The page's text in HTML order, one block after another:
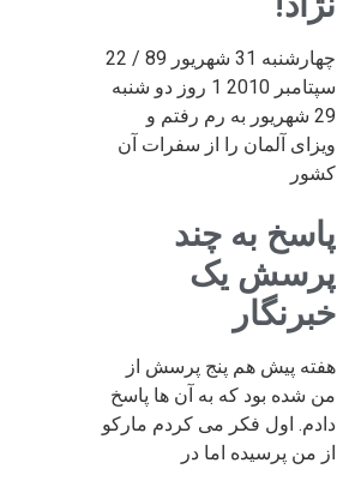
چهارشنبه 31 شهریور 89 / 22
سپتامبر 2010 1 روز دو شنبه
29 شهریور به رم رفتم و
ویزای آلمان را از سفرات آن
کشور
پاسخ به چند
پرسش یک
خبرنگار
هفته پیش هم پنج پرسش از
من شده بود که به آن ها پاسخ
دادم. اول فکر می کردم مارکو
از من پرسیده اما در